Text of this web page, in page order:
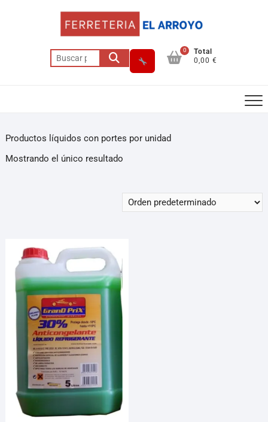
Buscar
por:
0
Total
0,00 €
Productos líquidos con portes por unidad
Mostrando el único resultado
Asesor El Arroyo
WhatsApp Cómo llegar
¡Hola! Soy el asesor virtual de Ferretería El Arroyo.
Cuéntame qué necesitas y te ayudo a encontrarlo,
aunque no sepas el nombre exacto